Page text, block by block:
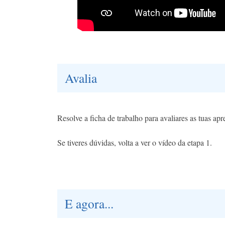
Avalia
Resolve a ficha de trabalho para avaliares as tuas
Se tiveres dúvidas, volta a ver o vídeo da etapa 1.
E agora...